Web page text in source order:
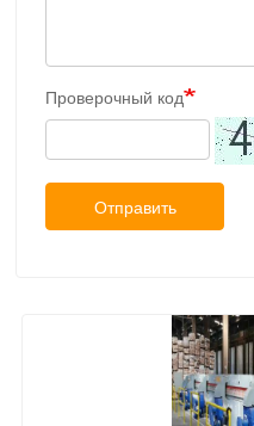
Проверочный код
Отправить